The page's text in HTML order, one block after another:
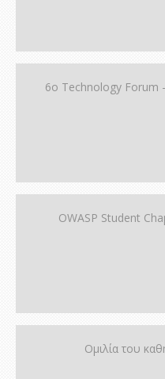
6ο Technology Forum
OWASP Student
Ομιλία του